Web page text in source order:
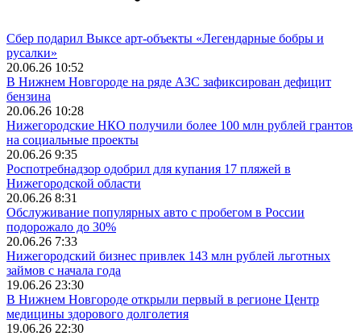
Сбер подарил Выксе арт-объекты «Легендарные бобры и
русалки»
20.06.26 10:52
В Нижнем Новгороде на ряде АЗС зафиксирован дефицит
бензина
20.06.26 10:28
Нижегородские НКО получили более 100 млн рублей грантов
на социальные проекты
20.06.26 9:35
Роспотребнадзор одобрил для купания 17 пляжей в
Нижегородской области
20.06.26 8:31
Обслуживание популярных авто с пробегом в России
подорожало до 30%
20.06.26 7:33
Нижегородский бизнес привлек 143 млн рублей льготных
займов с начала года
19.06.26 23:30
В Нижнем Новгороде открыли первый в регионе Центр
медицины здорового долголетия
19.06.26 22:30